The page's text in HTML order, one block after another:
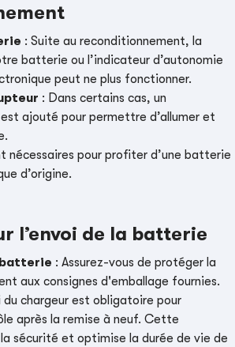
: Suite au reconditionnement, la
batterie ou l’indicateur d’autonomie
peut ne plus fonctionner.
: Dans certains cas, un
ajouté pour permettre d’allumer et
nécessaires pour profiter d’une batterie
d’origine.
l’envoi de la batterie
: Assurez-vous de protéger la
aux consignes d'emballage fournies.
du chargeur est obligatoire pour
après la remise à neuf. Cette
sécurité et optimise la durée de vie de